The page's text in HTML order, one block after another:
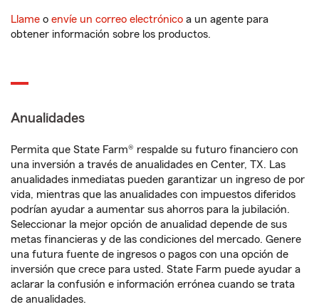
Llame o envíe un correo electrónico a un agente para
obtener información sobre los productos.
Anualidades
Permita que State Farm® respalde su futuro financiero con
una inversión a través de anualidades en Center, TX. Las
anualidades inmediatas pueden garantizar un ingreso de por
vida, mientras que las anualidades con impuestos diferidos
podrían ayudar a aumentar sus ahorros para la jubilación.
Seleccionar la mejor opción de anualidad depende de sus
metas financieras y de las condiciones del mercado. Genere
una futura fuente de ingresos o pagos con una opción de
inversión que crece para usted. State Farm puede ayudar a
aclarar la confusión e información errónea cuando se trata
de anualidades.